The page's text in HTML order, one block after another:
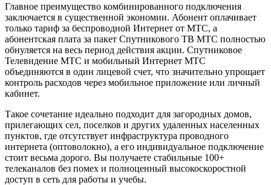
Главное преимущество комбинированного подключения
заключается в существенной экономии. Абонент оплачивает
только тариф за беспроводной Интернет от МТС, а
абонентская плата за пакет Спутникового ТВ МТС полностью
обнуляется на весь период действия акции. Спутниковое
Телевидение МТС и мобильный Интернет МТС
объединяются в один лицевой счет, что значительно упрощает
контроль расходов через мобильное приложение или личный
кабинет.
Такое сочетание идеально подходит для загородных домов,
прилегающих сел, поселков и других удаленных населенных
пунктов, где отсутствует инфраструктура проводного
интернета (оптоволокно), а его индивидуальное подключение
стоит весьма дорого. Вы получаете стабильные 100+
телеканалов без помех и полноценный высокоскоростной
доступ в сеть для работы и учебы.